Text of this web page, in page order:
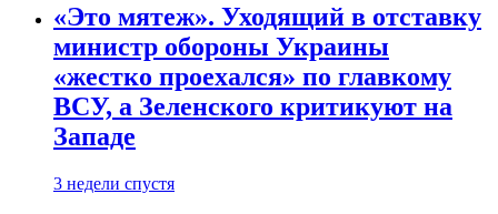
«Это мятеж». Уходящий в отставку
министр обороны Украины
«жестко проехался» по главкому
ВСУ, а Зеленского критикуют на
Западе
3 недели спустя